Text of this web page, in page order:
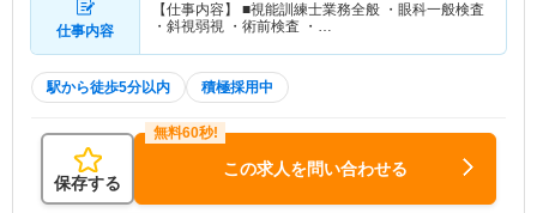
仕事内容
【仕事内容】 ■視能訓練士業務全般 ・眼科一般検査
・斜視弱視 ・術前検査 ・…
駅から徒歩5分以内 積極採用中
保存する
この求人を問い合わせる